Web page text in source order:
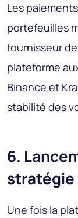
Les
portefeuilles
fournisseur
plateforme
Binance et
stabilité des
6.
stratégie
Une fois la